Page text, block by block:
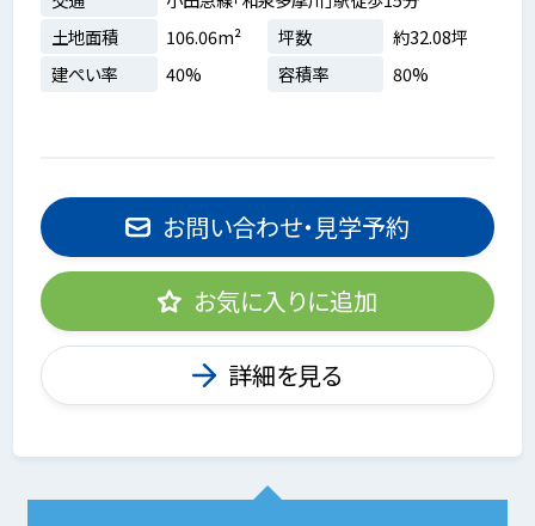
土地面積
106.06m² 坪数
約32.08坪
建ぺい率
40% 容積率 80%
お問い合わせ・見学予約
お気に入りに追加
詳細を見る